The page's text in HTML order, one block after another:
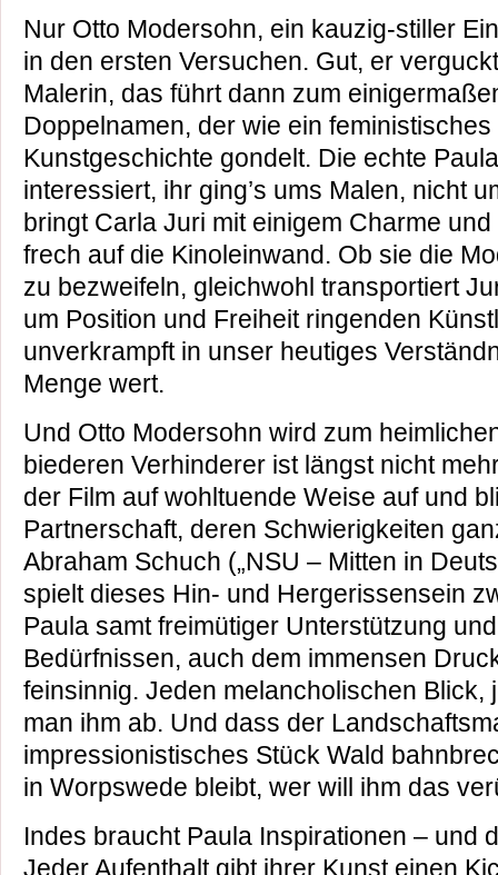
Nur Otto Modersohn, ein kauzig-stiller
in den ersten Versuchen. Gut, er
Malerin, das führt dann zum
Doppelnamen, der wie ein
Kunstgeschichte gondelt. Die echte
interessiert, ihr ging’s ums Malen, nicht
bringt Carla Juri mit einigem Charme
frech auf die Kinoleinwand. Ob sie die
zu bezweifeln, gleichwohl transportiert
um Position und Freiheit ringenden
unverkrampft in unser heutiges
Menge wert.
Und Otto Modersohn wird zum
biederen Verhinderer ist längst nicht
der Film auf wohltuende Weise auf und
Partnerschaft, deren Schwierigkeiten
Abraham Schuch („NSU – Mitten in
spielt dieses Hin- und Hergerissensein
Paula samt freimütiger Unterstützung
Bedürfnissen, auch dem immensen
feinsinnig. Jeden melancholischen Blick,
man ihm ab. Und dass der
impressionistisches Stück Wald
in Worpswede bleibt, wer will ihm das
Indes braucht Paula Inspirationen – und
Jeder Aufenthalt gibt ihrer Kunst einen